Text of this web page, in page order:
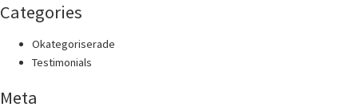
Categories
Okategoriserade
Testimonials
Meta